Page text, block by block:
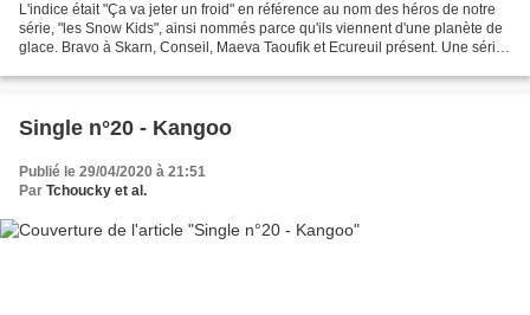
L'indice était "Ça va jeter un froid" en référence au nom des héros de notre
série, "les Snow Kids", ainsi nommés parce qu'ils viennent d'une planète de
glace. Bravo à Skarn, Conseil, Maeva Taoufik et Ecureuil présent. Une série
Single n°20 - Kangoo
Publié le 29/04/2020 à 21:51
Par Tchoucky et al.